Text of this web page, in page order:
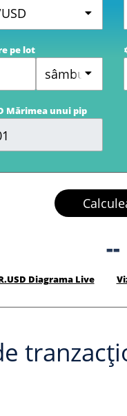
pe lot
sâmburi
Mărimea unui pip
--
Diagrama Live